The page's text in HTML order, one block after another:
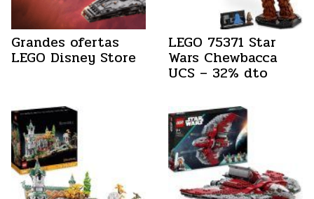
Grandes ofertas
LEGO Disney Store
LEGO 75371 Star
Wars Chewbacca
UCS – 32% dto